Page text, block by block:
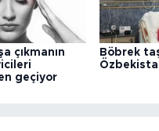
çıkmanın
geçiyor
Böbrek